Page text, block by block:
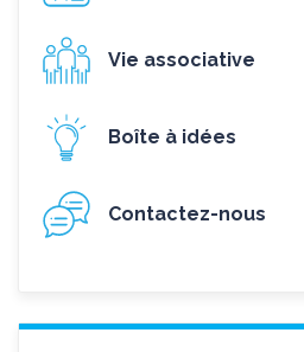
Vie associative
Boîte à idées
Contactez-nous